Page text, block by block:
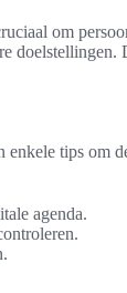
om
doelstellingen.
tips om
agenda.